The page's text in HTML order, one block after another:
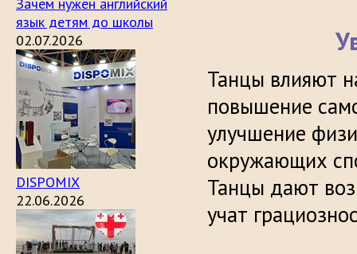
язык детям до школы
02.07.2026
DISPOMIX
22.06.2026
Танцы влияют
повышение
улучшение
окружающих
Танцы дают
учат